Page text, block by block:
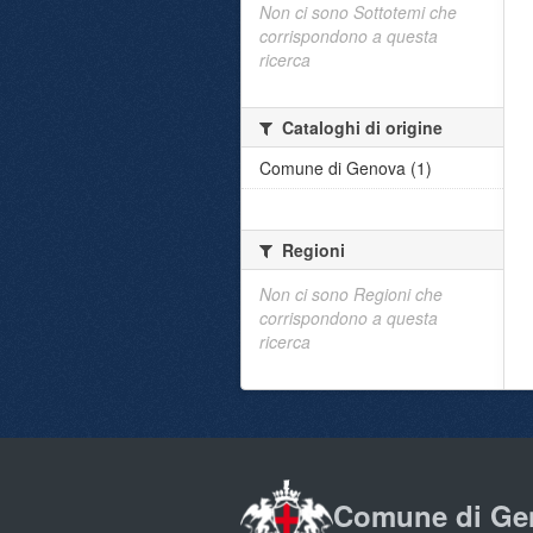
Non ci sono Sottotemi che
corrispondono a questa
ricerca
Cataloghi di origine
Comune di Genova (1)
Regioni
Non ci sono Regioni che
corrispondono a questa
ricerca
Comune di